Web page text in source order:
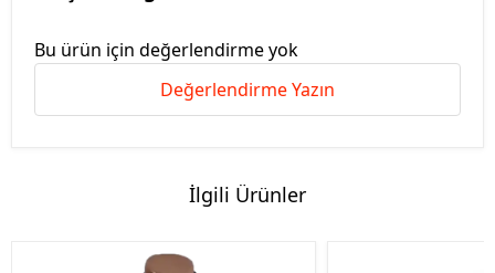
Bu ürün için değerlendirme yok
Değerlendirme Yazın
İlgili Ürünler